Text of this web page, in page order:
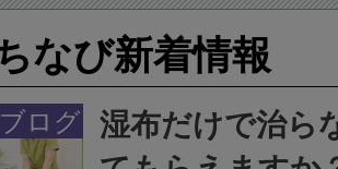
なび新着情報
ログ
湿布だけで治ら